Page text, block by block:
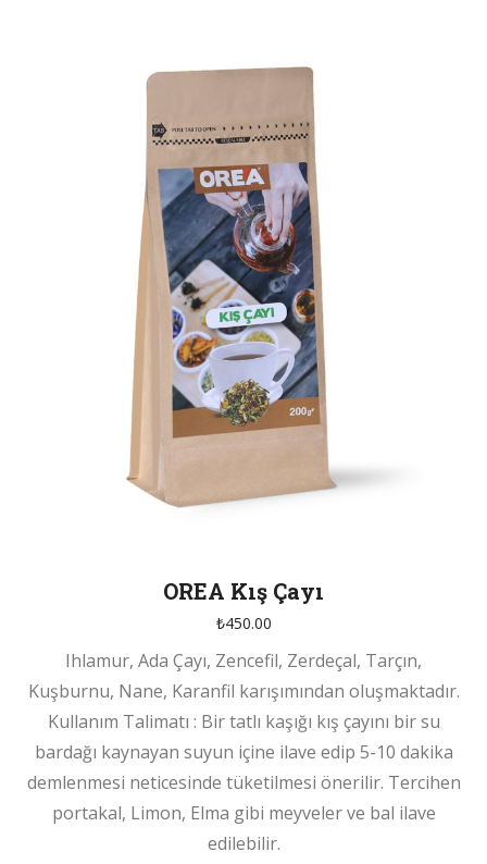
OREA Kış Çayı
₺450.00
Ihlamur, Ada Çayı, Zencefil, Zerdeçal, Tarçın,
Kuşburnu, Nane, Karanfil karışımından oluşmaktadır.
Kullanım Talimatı : Bir tatlı kaşığı kış çayını bir su
bardağı kaynayan suyun içine ilave edip 5-10 dakika
demlenmesi neticesinde tüketilmesi önerilir. Tercihen
portakal, Limon, Elma gibi meyveler ve bal ilave
edilebilir.